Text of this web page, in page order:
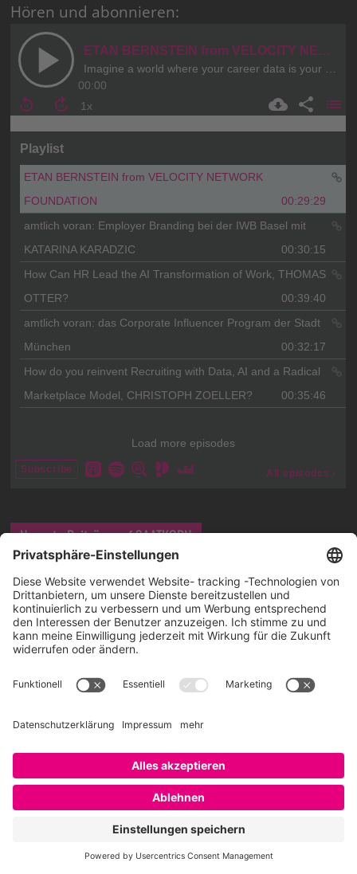
Hören und abonnieren:
Neueste Beiträge auf SAATKORN
amtlich voran: Employer Branding bei der IWB Basel
mit Katarina Karadzic
6. August 2026
der Stadt München
30. Juli 2026
DORIT BOSCH
23. Juli 2026
How can HR, AI, and Talent Intelligence drive real
17. Juli 2026